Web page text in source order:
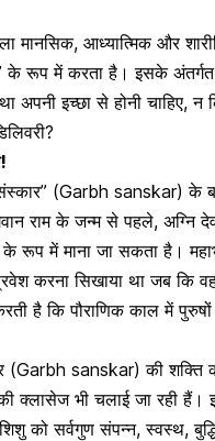
मानसिक, आध्यात्मिक और
के रूप में करता है। इसके
अपनी इच्छा से होनी चाहिए,
(Garbh sanskar) के
राम के जन्म से पहले, अग्नि
रूप में माना जा सकता है।
करना सिखाया था जब कि
है कि पौराणिक काल में पुरुषों
(Garbh sanskar) की शक्ति
क्लासेज भी चलाई जा रही हैं।
को सर्वगुण संपन्न, स्वस्थ,